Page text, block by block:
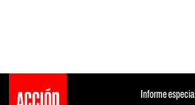
Informe especial